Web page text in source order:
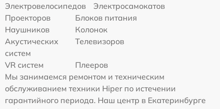
Электровелосипедов
Электросамокатов
Проекторов
Блоков питания
Наушников
Колонок
Акустических
систем
Телевизоров
VR систем
Плееров
Мы занимаемся ремонтом и техническим
обслуживанием техники Hiper по истечении
гарантийного периода. Наш центр в Екатеринбурге